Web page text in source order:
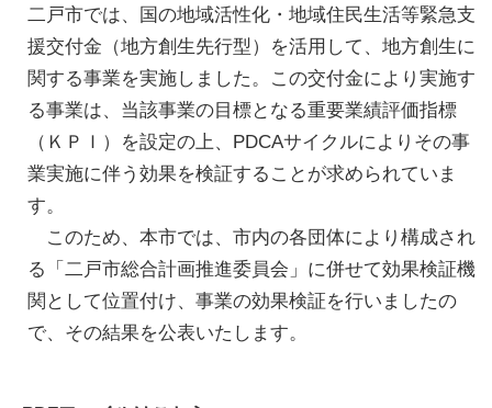
二戸市では、国の地域活性化・地域住民生活等緊急支
援交付金（地方創生先行型）を活用して、地方創生に
関する事業を実施しました。この交付金により実施す
る事業は、当該事業の目標となる重要業績評価指標
（ＫＰＩ）を設定の上、PDCAサイクルによりその事
業実施に伴う効果を検証することが求められていま
す。
このため、本市では、市内の各団体により構成され
る「二戸市総合計画推進委員会」に併せて効果検証機
関として位置付け、事業の効果検証を行いましたの
で、その結果を公表いたします。